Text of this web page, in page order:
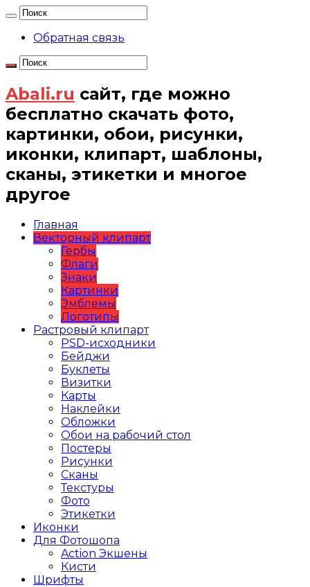
Обратная связь
Abali.ru сайт, где можно
бесплатно скачать фото,
картинки, обои, рисунки,
иконки, клипарт, шаблоны,
сканы, этикетки и многое
другое
Главная
Векторный клипарт
Гербы
Флаги
Знаки
Картинки
Эмблемы
Логотипы
Растровый клипарт
PSD-исходники
Бейджи
Буклеты
Визитки
Карты
Наклейки
Обложки
Обои на рабочий стол
Постеры
Рисунки
Сканы
Текстуры
Фото
Этикетки
Иконки
Для Фотошопа
Action Экшены
Кисти
Шрифты